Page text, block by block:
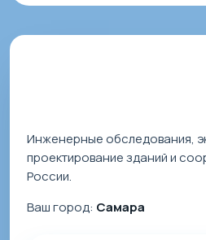
Инженерные обследования,
проектирование зданий и
России.
Ваш город: Самара